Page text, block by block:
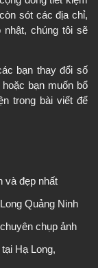
sót các địa chỉ,
chúng tôi sẽ
bạn thay đổi số
bạn muốn bổ
trong bài viết để
và đẹp nhất
Quảng Ninh
chụp ảnh
Hạ Long,